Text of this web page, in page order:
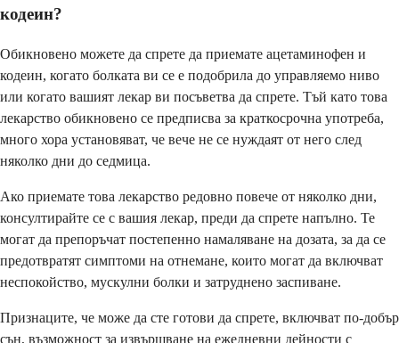
кодеин?
Обикновено можете да спрете да приемате ацетаминофен и
кодеин, когато болката ви се е подобрила до управляемо ниво
или когато вашият лекар ви посъветва да спрете. Тъй като това
лекарство обикновено се предписва за краткосрочна употреба,
много хора установяват, че вече не се нуждаят от него след
няколко дни до седмица.
Ако приемате това лекарство редовно повече от няколко дни,
консултирайте се с вашия лекар, преди да спрете напълно. Те
могат да препоръчат постепенно намаляване на дозата, за да се
предотвратят симптоми на отнемане, които могат да включват
неспокойство, мускулни болки и затруднено заспиване.
Признаците, че може да сте готови да спрете, включват по-добър
сън, възможност за извършване на ежедневни дейности с